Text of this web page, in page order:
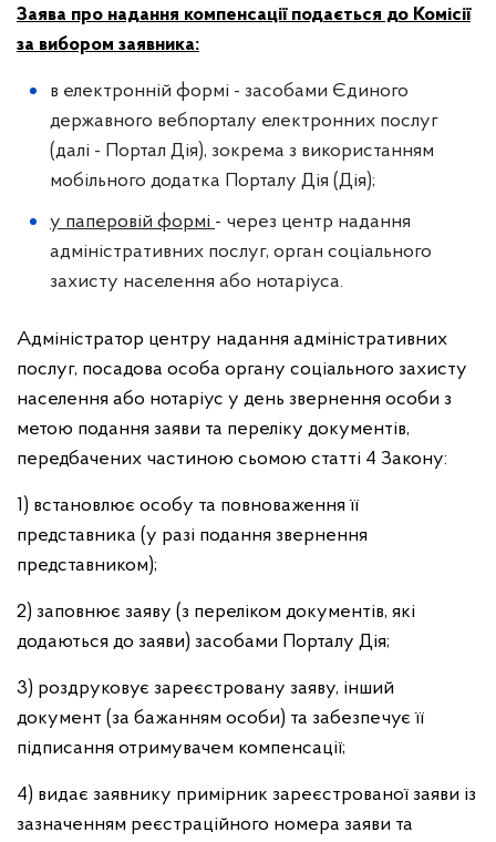
Заява про надання компенсації подається до Комісії
за вибором заявника:
в електронній формі - засобами Єдиного
державного вебпорталу електронних послуг
(далі - Портал Дія), зокрема з використанням
мобільного додатка Порталу Дія (Дія);
у паперовій формі - через центр надання
адміністративних послуг, орган соціального
захисту населення або нотаріуса.
Адміністратор центру надання адміністративних
послуг, посадова особа органу соціального захисту
населення або нотаріус у день звернення особи з
метою подання заяви та переліку документів,
передбачених частиною сьомою статті 4 Закону:
1) встановлює особу та повноваження її
представника (у разі подання звернення
представником);
2) заповнює заяву (з переліком документів, які
додаються до заяви) засобами Порталу Дія;
3) роздруковує зареєстровану заяву, інший
документ (за бажанням особи) та забезпечує її
підписання отримувачем компенсації;
4) видає заявнику примірник зареєстрованої заяви із
зазначенням реєстраційного номера заяви та